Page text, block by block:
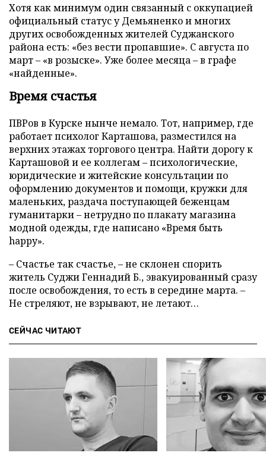
Хотя как минимум один связанный с оккупацией
официальный статус у Демьяненко и многих
других освобожденных жителей Суджанского
района есть: «без вести пропавшие». С августа по
март – «в розыске». Уже более месяца – в графе
«найденные».
Время счастья
ПВРов в Курске нынче немало. Тот, например, где
работает психолог Карташова, разместился на
верхних этажах торгового центра. Найти дорогу к
Карташовой и ее коллегам – психологические,
юридические и житейские консультации по
оформлению документов и помощи, кружки для
маленьких, раздача поступающей беженцам
гуманитарки – нетрудно по плакату магазина
модной одежды, где написано «Время быть
happy».
– Счастье так счастье, – не склонен спорить
житель Суджи Геннадий Б., эвакуированный сразу
после освобождения, то есть в середине марта. –
Не стреляют, не взрывают, не летают…
СЕЙЧАС ЧИТАЮТ